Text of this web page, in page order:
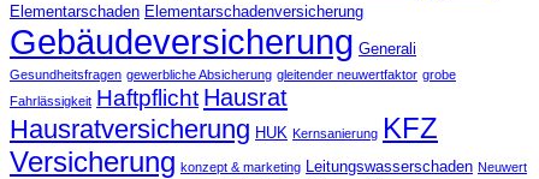
Elementarschaden Elementarschadenversicherung
Gebäudeversicherung Generali
Gesundheitsfragen gewerbliche Absicherung gleitender neuwertfaktor grobe
Fahrlässigkeit Haftpflicht Hausrat
Hausratversicherung HUK Kernsanierung KFZ
Versicherung konzept & marketing Leitungswasserschaden Neuwert